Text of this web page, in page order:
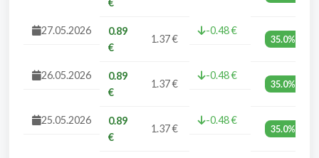
€
27.05.2026
0.89
€
1.37 €
-0.48 €
35.0%
26.05.2026
0.89
€
1.37 €
-0.48 €
35.0%
25.05.2026
0.89
€
1.37 €
-0.48 €
35.0%